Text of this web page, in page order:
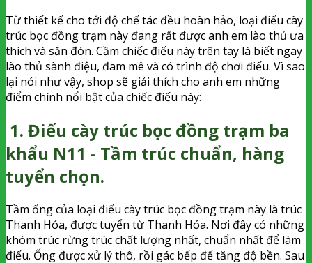
Từ thiết kế cho tới độ chế tác đều hoàn hảo, loại điếu cày
trúc bọc đồng trạm này đang rất được anh em lào thủ ưa
thích và săn đón. Cầm chiếc điếu này trên tay là biết ngay
lào thủ sành điệu, đam mê và có trình độ chơi điếu. Vì sao
lại nói như vậy, shop sẽ giải thích cho anh em những
điểm chính nổi bật của chiếc điếu này:
1. Điếu cày trúc bọc đồng trạm ba
khẩu N11 - Tầm trúc chuẩn, hàng
tuyển chọn.
Tầm ống của loại điếu cày trúc bọc đồng trạm này là trúc
Thanh Hóa, được tuyển từ Thanh Hóa. Nơi đây có những
khóm trúc rừng trúc chất lượng nhất, chuẩn nhất để làm
điếu. Ống được xử lý thô, rồi gác bếp để tăng độ bền. Sau